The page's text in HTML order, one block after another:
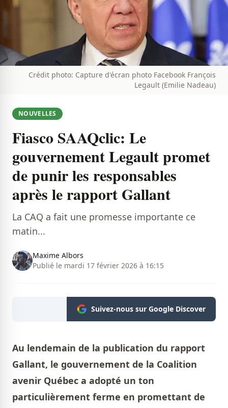
Crédit photo: Capture d'écran photo Facebook François
Legault (Emilie Nadeau)
NOUVELLES
Fiasco SAAQclic: Le
gouvernement Legault promet
de punir les responsables
après le rapport Gallant
La CAQ a fait une promesse importante ce
matin...
Maxime Albors
Publié le mardi 17 février 2026 à 16:15
Suivez-nous sur Google Discover
Au lendemain de la publication du rapport
Gallant, le gouvernement de la Coalition
avenir Québec a adopté un ton
particulièrement ferme en promettant de